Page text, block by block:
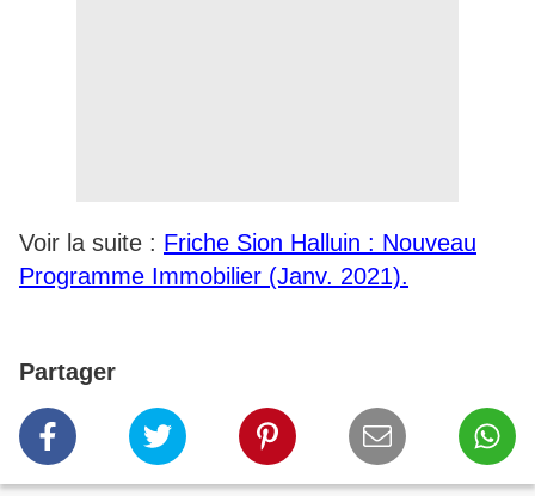
Voir la suite : Friche Sion Halluin : Nouveau
Programme Immobilier (Janv. 2021).
Partager